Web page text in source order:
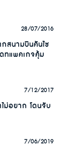
28/07/2016
สนามบินคันไซ
ทแพคเกจคุ้ม
7/12/2017
ม่อยาก โดนจับ
7/06/2019